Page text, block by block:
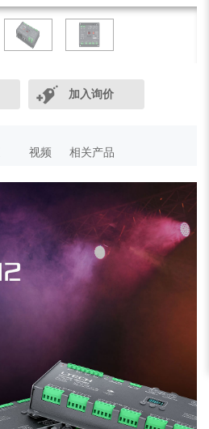
加入询价
视频 相关产品